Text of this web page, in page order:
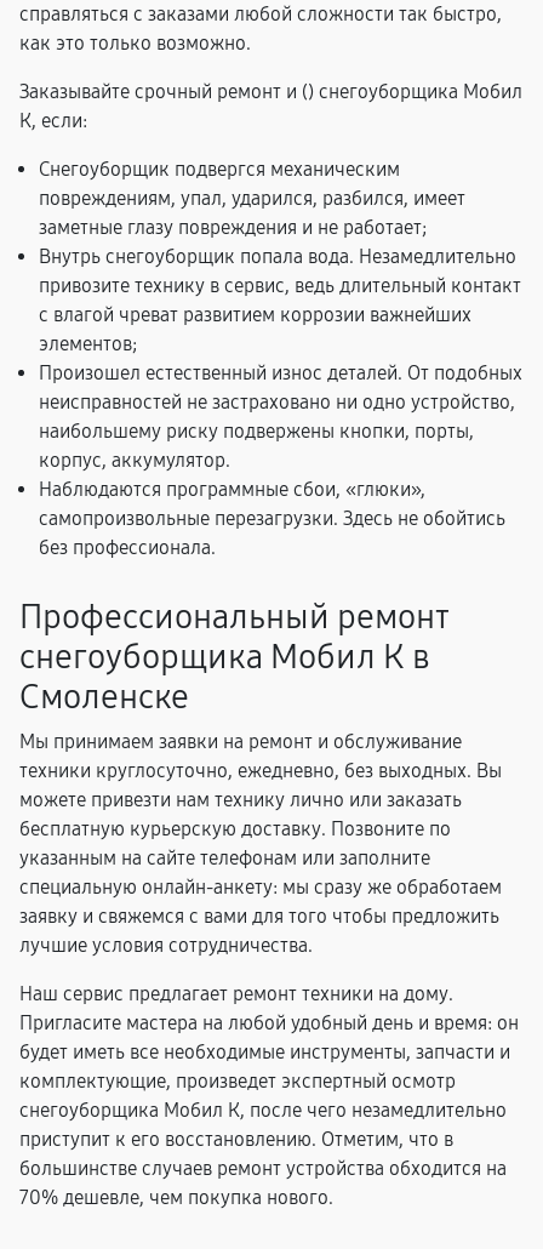
справляться с заказами любой сложности так быстро,
как это только возможно.
Заказывайте срочный ремонт и () снегоуборщика Мобил
К, если:
Снегоуборщик подвергся механическим
повреждениям, упал, ударился, разбился, имеет
заметные глазу повреждения и не работает;
Внутрь снегоуборщик попала вода. Незамедлительно
привозите технику в сервис, ведь длительный контакт
с влагой чреват развитием коррозии важнейших
элементов;
Произошел естественный износ деталей. От подобных
неисправностей не застраховано ни одно устройство,
наибольшему риску подвержены кнопки, порты,
корпус, аккумулятор.
Наблюдаются программные сбои, «глюки»,
самопроизвольные перезагрузки. Здесь не обойтись
без профессионала.
Профессиональный ремонт
снегоуборщика Мобил К в
Смоленске
Мы принимаем заявки на ремонт и обслуживание
техники круглосуточно, ежедневно, без выходных. Вы
можете привезти нам технику лично или заказать
бесплатную курьерскую доставку. Позвоните по
указанным на сайте телефонам или заполните
специальную онлайн-анкету: мы сразу же обработаем
заявку и свяжемся с вами для того чтобы предложить
лучшие условия сотрудничества.
Наш сервис предлагает ремонт техники на дому.
Пригласите мастера на любой удобный день и время: он
будет иметь все необходимые инструменты, запчасти и
комплектующие, произведет экспертный осмотр
снегоуборщика Мобил К, после чего незамедлительно
приступит к его восстановлению. Отметим, что в
большинстве случаев ремонт устройства обходится на
70% дешевле, чем покупка нового.